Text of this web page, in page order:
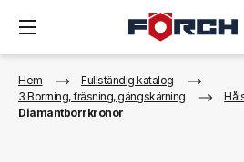
Hem
Fullständig katalog
3 Borrning, fräsning, gängskärning
Diamantborrkronor